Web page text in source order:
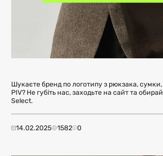
Шукаєте бренд по логотипу з рюкзака, сумки,
PIV? Не губіть нас, заходьте на сайт та
Select.
14.02.2025 1582 0